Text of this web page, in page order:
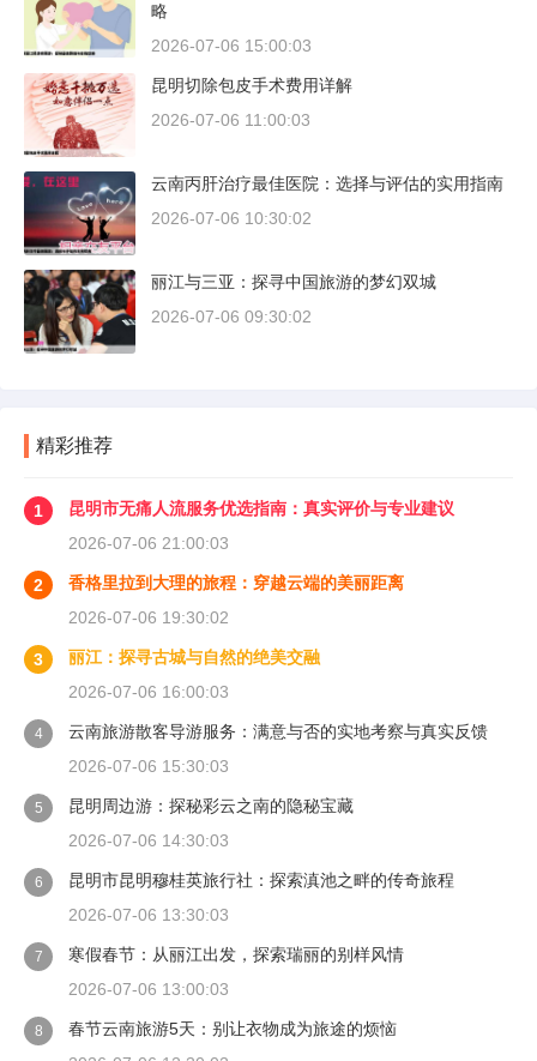
略
2026-07-06 15:00:03
昆明切除包皮手术费用详解
2026-07-06 11:00:03
云南丙肝治疗最佳医院：选择与评估的实用指南
2026-07-06 10:30:02
丽江与三亚：探寻中国旅游的梦幻双城
2026-07-06 09:30:02
精彩推荐
1
昆明市无痛人流服务优选指南：真实评价与专业建议
2026-07-06 21:00:03
2
香格里拉到大理的旅程：穿越云端的美丽距离
2026-07-06 19:30:02
3
丽江：探寻古城与自然的绝美交融
2026-07-06 16:00:03
4
云南旅游散客导游服务：满意与否的实地考察与真实反馈
2026-07-06 15:30:03
5
昆明周边游：探秘彩云之南的隐秘宝藏
2026-07-06 14:30:03
6
昆明市昆明穆桂英旅行社：探索滇池之畔的传奇旅程
2026-07-06 13:30:03
7
寒假春节：从丽江出发，探索瑞丽的别样风情
2026-07-06 13:00:03
8
春节云南旅游5天：别让衣物成为旅途的烦恼